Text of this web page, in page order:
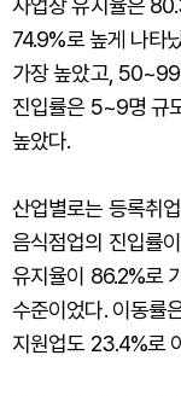
사업장 유지율은
74.9%로 높게 나타
가장 높았고,
진입률은 5~9명 규
높았다.
산업별로는 등록취
음식점업의 진입률
유지율이 86.2%로
수준이었다. 이동률
지원업도 23.4%로